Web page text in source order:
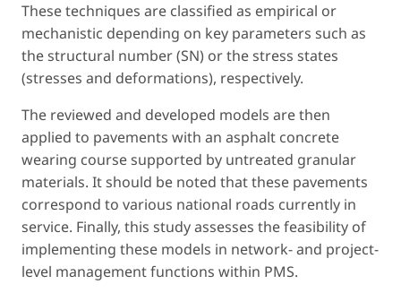
These techniques are classified as empirical or
mechanistic depending on key parameters such as
the structural number (SN) or the stress states
(stresses and deformations), respectively.
The reviewed and developed models are then
applied to pavements with an asphalt concrete
wearing course supported by untreated granular
materials. It should be noted that these pavements
correspond to various national roads currently in
service. Finally, this study assesses the feasibility of
implementing these models in network- and project-
level management functions within PMS.